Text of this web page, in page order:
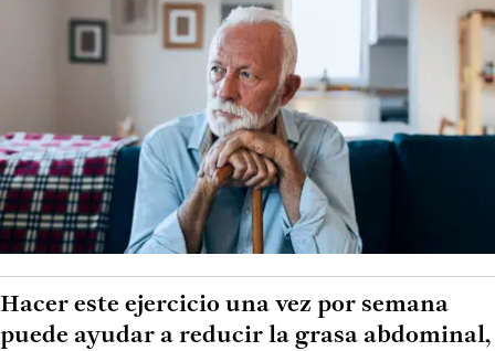
Hacer este ejercicio una vez por semana
puede ayudar a reducir la grasa abdominal,